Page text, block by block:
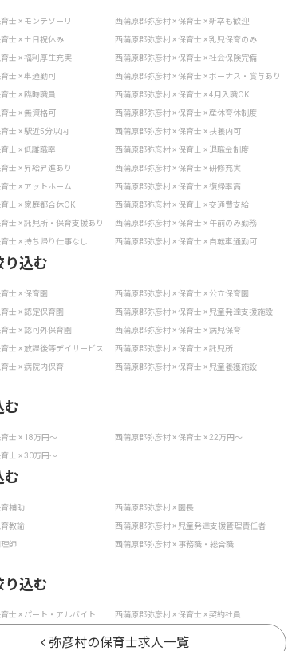
士 × モンテソーリ 西蒲原郡弥彦村 × 保育士 × 新卒も歓迎
士 × 土日祝休み 西蒲原郡弥彦村 × 保育士 × 乳児保育のみ
士 × 福利厚生充実 西蒲原郡弥彦村 × 保育士 × 社会保険完備
士 × 車通勤可 西蒲原郡弥彦村 × 保育士 × ボーナス・賞与あり
士 × 臨時職員 西蒲原郡弥彦村 × 保育士 × 4月入職OK
士 × 無資格可 西蒲原郡弥彦村 × 保育士 × 産休育休制度
士 × 駅近5分以内 西蒲原郡弥彦村 × 保育士 × 扶養内可
士 × 低離職率 西蒲原郡弥彦村 × 保育士 × 退職金制度
士 × 昇給昇進あり 西蒲原郡弥彦村 × 保育士 × 研修充実
士 × アットホーム 西蒲原郡弥彦村 × 保育士 × 復帰率高
士 × 家庭都合休OK 西蒲原郡弥彦村 × 保育士 × 交通費支給
士 × 託児所・保育支援あり 西蒲原郡弥彦村 × 保育士 × 午前のみ勤務
士 × 持ち帰り仕事なし 西蒲原郡弥彦村 × 保育士 × 自転車通勤可
り込む
士 × 保育園 西蒲原郡弥彦村 × 保育士 × 公立保育園
士 × 認定保育園 西蒲原郡弥彦村 × 保育士 × 児童発達支援施設
士 × 認可外保育園 西蒲原郡弥彦村 × 保育士 × 病児保育
士 × 放課後等デイサービス 西蒲原郡弥彦村 × 保育士 × 託児所
士 × 病院内保育 西蒲原郡弥彦村 × 保育士 × 児童養護施設
む
士 × 18万円〜 西蒲原郡弥彦村 × 保育士 × 22万円〜
士 × 30万円〜
む
補助 西蒲原郡弥彦村 × 園長
教諭 西蒲原郡弥彦村 × 児童発達支援管理責任者
師 西蒲原郡弥彦村 × 事務職・総合職
り込む
士 × パート・アルバイト 西蒲原郡弥彦村 × 保育士 × 契約社員
弥彦村の保育士求人一覧